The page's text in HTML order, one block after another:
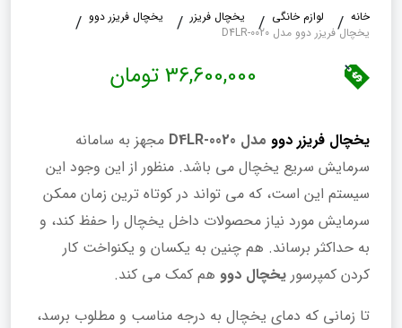
خانه لوازم خانگی یخچال فریزر
یخچال فریزر دوو
یخچال فریزر دوو مدل D4LR-0020
36,600,000 تومان
یخچال فریزر دوو مدل D4LR-0020
مجهز به سامانه
سرمایش سریع یخچال می باشد. منظور از این وجود این
سیستم این است، که می تواند در کوتاه ترین زمان ممکن
سرمایش مورد نیاز محصولات داخل یخچال را حفظ کند، و
به حداکثر برساند. هم چنین به یکسان و یکنواخت کار
کردن کمپرسور یخچال دوو هم کمک می کند.
تا زمانی که دمای یخچال به درجه مناسب و مطلوب برسد،